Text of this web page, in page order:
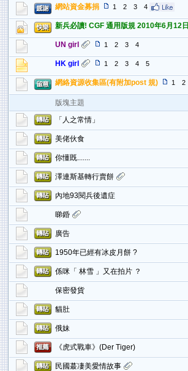
網站資金募捐 1 2 3 4
新兵必讀! CGF 通用版規 2010年6月12日
UN girl
1 2 3 4
HK girl
1 2 3 4 5
網絡資源收集區(有附加post 規)
1 2
版塊主題
「人之常情」
美佬伙食
你懂既.......
澤連斯基轉行賣餅
內地93閱兵後遺症
睇錉
廣告
1950年已經有冰皮月餅 ?
係咪「 林雪 」又在拍片 ？
保密發貨
貓肚
俄妹
《虎式戰車》(Der Tiger)
民國蕞凄美愛情故事